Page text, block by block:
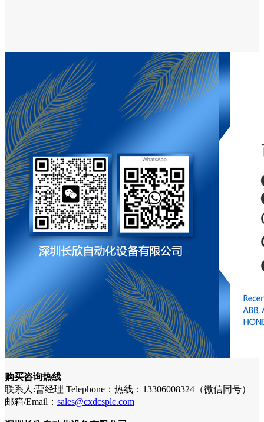
购买咨询热线
联系人:曹经理 Telephone：热线：13306008324（微信同号）
邮箱/Email： sales@cxdcsplc.com